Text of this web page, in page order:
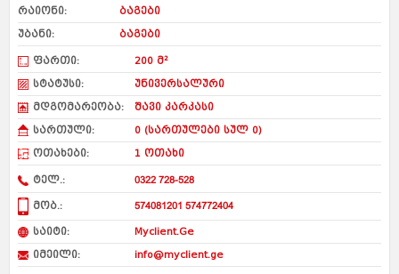
რაიონი:
ბაგები
უბანი:
ბაგები
ფართი:
200 მ²
სტატუსი:
უნივერსალური
მდგომარეობა:
შავი კარკასი
სართული:
0 (სართულები სულ 0)
ოთახები:
1 ოთახი
ტელ.: 0322 728-528
მობ.: 574081201 574772404
საიტი:
Myclient.Ge
იმეილი:
info@myclient.ge